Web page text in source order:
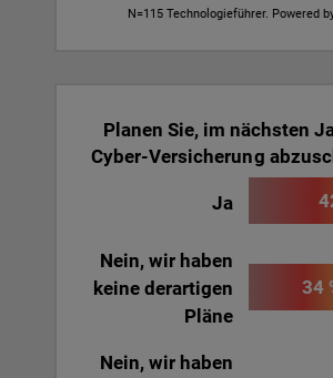
N=115 Technologieführer. Powered
Planen Sie, im nächsten
Cyber-Versicherung
Ja
Nein, wir haben
keine derartigen
Pläne
34
Nein, wir haben